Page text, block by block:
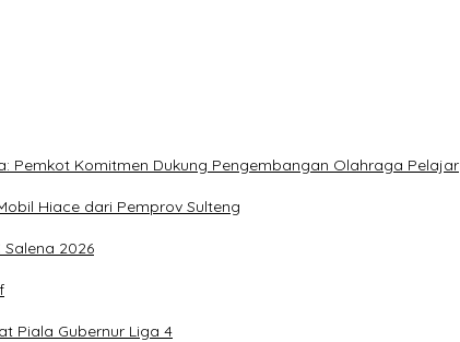
Pemkot Komitmen Dukung Pengembangan Olahraga Pelajar
Hiace dari Pemprov Sulteng
2026
Piala Gubernur Liga 4